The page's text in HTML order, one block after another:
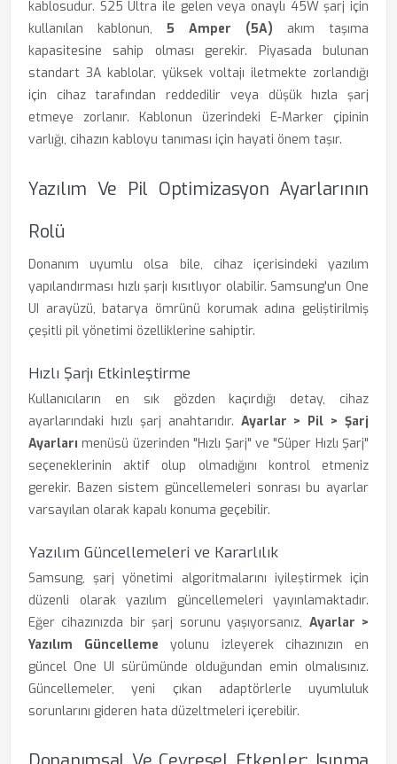
kablosudur. S25 Ultra ile gelen veya onaylı 45W şarj için
kullanılan kablonun, 5 Amper (5A) akım taşıma
kapasitesine sahip olması gerekir. Piyasada bulunan
standart 3A kablolar, yüksek voltajı iletmekte zorlandığı
için cihaz tarafından reddedilir veya düşük hızla şarj
etmeye zorlanır. Kablonun üzerindeki E-Marker çipinin
varlığı, cihazın kabloyu tanıması için hayati önem taşır.
Yazılım Ve Pil Optimizasyon Ayarlarının
Rolü
Donanım uyumlu olsa bile, cihaz içerisindeki yazılım
yapılandırması hızlı şarjı kısıtlıyor olabilir. Samsung'un One
UI arayüzü, batarya ömrünü korumak adına geliştirilmiş
çeşitli pil yönetimi özelliklerine sahiptir.
Hızlı Şarjı Etkinleştirme
Kullanıcıların en sık gözden kaçırdığı detay, cihaz
ayarlarındaki hızlı şarj anahtarıdır. Ayarlar > Pil > Şarj
Ayarları menüsü üzerinden "Hızlı Şarj" ve "Süper Hızlı Şarj"
seçeneklerinin aktif olup olmadığını kontrol etmeniz
gerekir. Bazen sistem güncellemeleri sonrası bu ayarlar
varsayılan olarak kapalı konuma geçebilir.
Yazılım Güncellemeleri ve Kararlılık
Samsung, şarj yönetimi algoritmalarını iyileştirmek için
düzenli olarak yazılım güncellemeleri yayınlamaktadır.
Eğer cihazınızda bir şarj sorunu yaşıyorsanız, Ayarlar >
Yazılım Güncelleme yolunu izleyerek cihazınızın en
güncel One UI sürümünde olduğundan emin olmalısınız.
Güncellemeler, yeni çıkan adaptörlerle uyumluluk
sorunlarını gideren hata düzeltmeleri içerebilir.